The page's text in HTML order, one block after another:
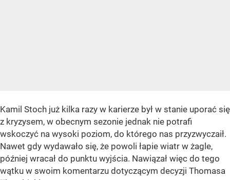
Kamil Stoch już kilka razy w karierze był w stanie uporać się
z kryzysem, w obecnym sezonie jednak nie potrafi
wskoczyć na wysoki poziom, do którego nas przyzwyczaił.
Nawet gdy wydawało się, że powoli łapie wiatr w żagle,
później wracał do punktu wyjścia. Nawiązał więc do tego
wątku w swoim komentarzu dotyczącym decyzji Thomasa